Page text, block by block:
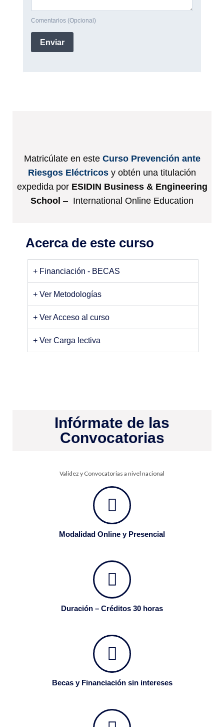
Matricúlate en este Curso Prevención ante
Riesgos Eléctricos y obtén una titulación
expedida por ESIDIN Business & Engineering
School – International Online Education
Acerca de este curso
+ Financiación - BECAS
+ Ver Metodologías
+ Ver Acceso al curso
+ Ver Carga lectiva
Infórmate de las
Convocatorias
Validez y Convocatorias a nivel nacional
Modalidad Online y Presencial
Duración – Créditos 30 horas
Becas y Financiación sin intereses